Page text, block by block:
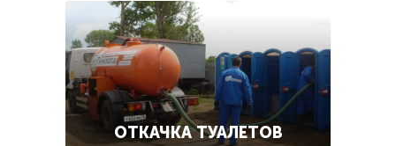
ОТКАЧКА ТУАЛЕТОВ